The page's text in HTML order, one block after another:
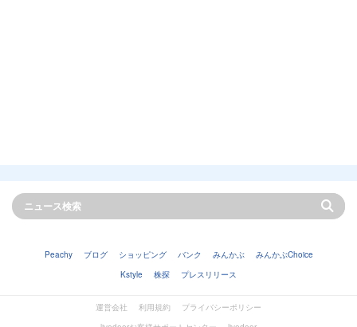
Peachy ブログ ショッピング バンク みんかぶ
みんかぶChoice
Kstyle
株探 プレスリリース
運営会社 利用規約
プライバシーポリシー